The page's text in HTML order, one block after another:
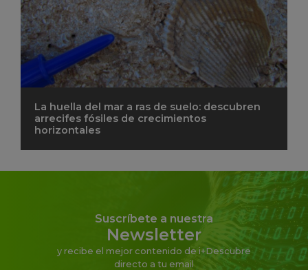
La huella del mar a ras de suelo: descubren
arrecifes fósiles de crecimientos
horizontales
Suscríbete a nuestra
Newsletter
y recibe el mejor contenido de i+Descubre
directo a tu email